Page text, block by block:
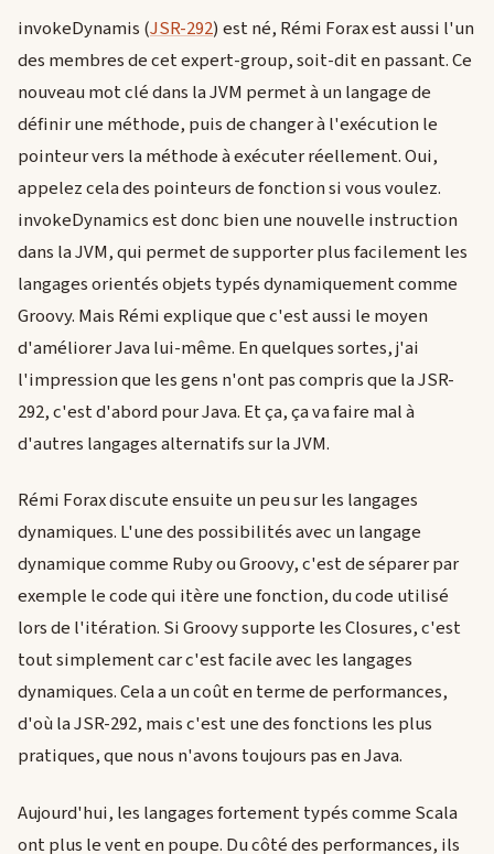
invokeDynamis (JSR-292) est né, Rémi Forax est aussi l'un
des membres de cet expert-group, soit-dit en passant. Ce
nouveau mot clé dans la JVM permet à un langage de
définir une méthode, puis de changer à l'exécution le
pointeur vers la méthode à exécuter réellement. Oui,
appelez cela des pointeurs de fonction si vous voulez.
invokeDynamics est donc bien une nouvelle instruction
dans la JVM, qui permet de supporter plus facilement les
langages orientés objets typés dynamiquement comme
Groovy. Mais Rémi explique que c'est aussi le moyen
d'améliorer Java lui-même. En quelques sortes, j'ai
l'impression que les gens n'ont pas compris que la JSR-
292, c'est d'abord pour Java. Et ça, ça va faire mal à
d'autres langages alternatifs sur la JVM.
Rémi Forax discute ensuite un peu sur les langages
dynamiques. L'une des possibilités avec un langage
dynamique comme Ruby ou Groovy, c'est de séparer par
exemple le code qui itère une fonction, du code utilisé
lors de l'itération. Si Groovy supporte les Closures, c'est
tout simplement car c'est facile avec les langages
dynamiques. Cela a un coût en terme de performances,
d'où la JSR-292, mais c'est une des fonctions les plus
pratiques, que nous n'avons toujours pas en Java.
Aujourd'hui, les langages fortement typés comme Scala
ont plus le vent en poupe. Du côté des performances, ils